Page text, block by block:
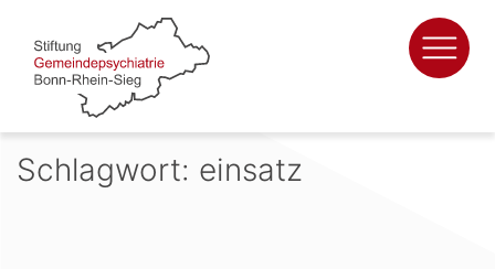
Inhalt
springen
Schlagwort: einsatz